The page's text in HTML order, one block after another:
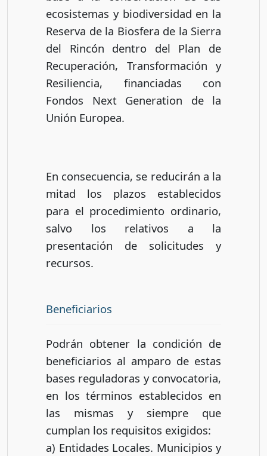
ecosistemas y biodiversidad en la
Reserva de la Biosfera de la Sierra
del Rincón dentro del Plan de
Recuperación, Transformación y
Resiliencia, financiadas con
Fondos Next Generation de la
Unión Europea.
En consecuencia, se reducirán a la
mitad los plazos establecidos
para el procedimiento ordinario,
salvo los relativos a la
presentación de solicitudes y
recursos.
Beneficiarios
Podrán obtener la condición de
beneficiarios al amparo de estas
bases reguladoras y convocatoria,
en los términos establecidos en
las mismas y siempre que
cumplan los requisitos exigidos:
a) Entidades Locales. Municipios y